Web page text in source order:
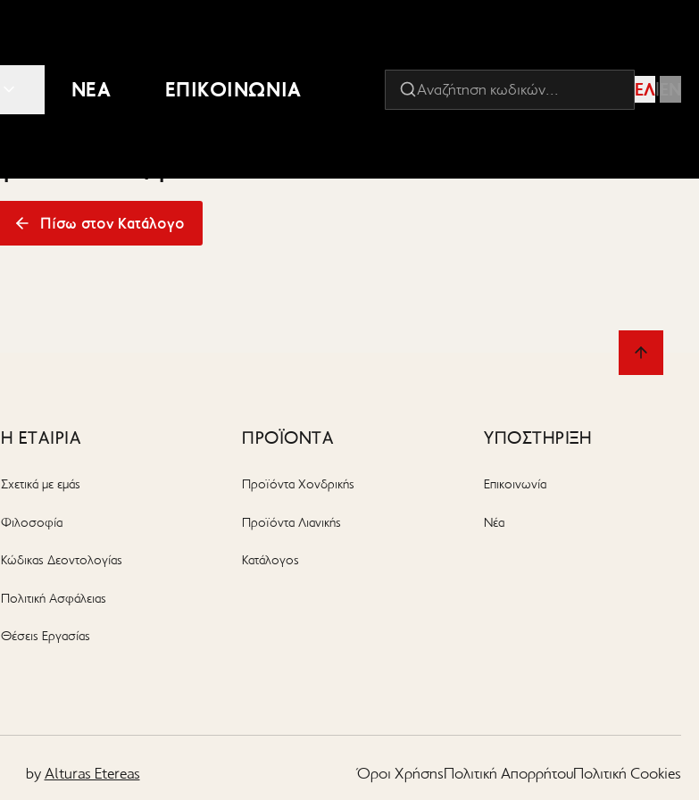
ΝΕΑ ΕΠΙΚΟΙΝΩΝΙΑ ΕΛ|
Πίσω στον Κατάλογο
Η ΕΤΑΙΡΙΑ
Σχετικά με εμάς
Φιλοσοφία
Κώδικας Δεοντολογίας
Πολιτική Ασφάλειας
Θέσεις Εργασίας
ΠΡΟΪΟΝΤΑ
Προϊόντα Χονδρικής
Προϊόντα Λιανικής
Κατάλογος
ΥΠΟΣΤΗΡΙΞΗ
Επικοινωνία
Νέα
by Alturas Etereas Όροι ΧρήσηςΠολιτική ΑπορρήτουΠολιτική Cookies